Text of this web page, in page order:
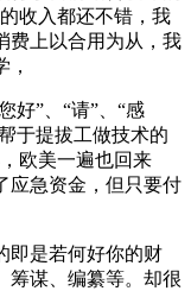
收入都还不错，我
费上以合用为从，我
”、“请”、“感
于提拔工做技术的
欧美一遍也回来
应急资金，但只要付
是若何好你的财
筹谋、编纂等。却很